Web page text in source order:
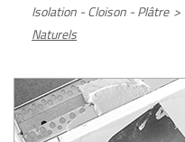
Isolation - Cloison - Plâtre >
Naturels